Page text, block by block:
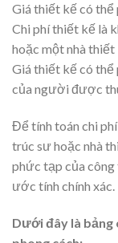
Giá thiết kế có thể
Chi phí thiết kế là
hoặc một nhà thiết
Giá thiết kế có thể
của người được
Để tính toán chi
trúc sư hoặc nhà
phức tạp của
ước tính chính xác.
Dưới đây là bảng